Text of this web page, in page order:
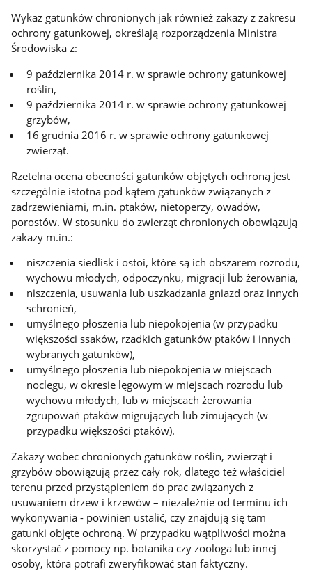
Wykaz gatunków chronionych jak również zakazy z zakresu
ochrony gatunkowej, określają rozporządzenia Ministra
Środowiska z:
9 października 2014 r. w sprawie ochrony gatunkowej
roślin,
9 października 2014 r. w sprawie ochrony gatunkowej
grzybów,
16 grudnia 2016 r. w sprawie ochrony gatunkowej
zwierząt.
Rzetelna ocena obecności gatunków objętych ochroną jest
szczególnie istotna pod kątem gatunków związanych z
zadrzewieniami, m.in. ptaków, nietoperzy, owadów,
porostów. W stosunku do zwierząt chronionych obowiązują
zakazy m.in.:
niszczenia siedlisk i ostoi, które są ich obszarem rozrodu,
wychowu młodych, odpoczynku, migracji lub żerowania,
niszczenia, usuwania lub uszkadzania gniazd oraz innych
schronień,
umyślnego płoszenia lub niepokojenia (w przypadku
większości ssaków, rzadkich gatunków ptaków i innych
wybranych gatunków),
umyślnego płoszenia lub niepokojenia w miejscach
noclegu, w okresie lęgowym w miejscach rozrodu lub
wychowu młodych, lub w miejscach żerowania
zgrupowań ptaków migrujących lub zimujących (w
przypadku większości ptaków).
Zakazy wobec chronionych gatunków roślin, zwierząt i
grzybów obowiązują przez cały rok, dlatego też właściciel
terenu przed przystąpieniem do prac związanych z
usuwaniem drzew i krzewów – niezależnie od terminu ich
wykonywania - powinien ustalić, czy znajdują się tam
gatunki objęte ochroną. W przypadku wątpliwości można
skorzystać z pomocy np. botanika czy zoologa lub innej
osoby, która potrafi zweryfikować stan faktyczny.